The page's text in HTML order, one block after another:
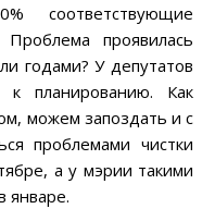
соответствующие
проявилась
годами? У депутатов
к планированию. Как
можем запоздать и с
проблемами чистки
а у мэрии такими
январе.